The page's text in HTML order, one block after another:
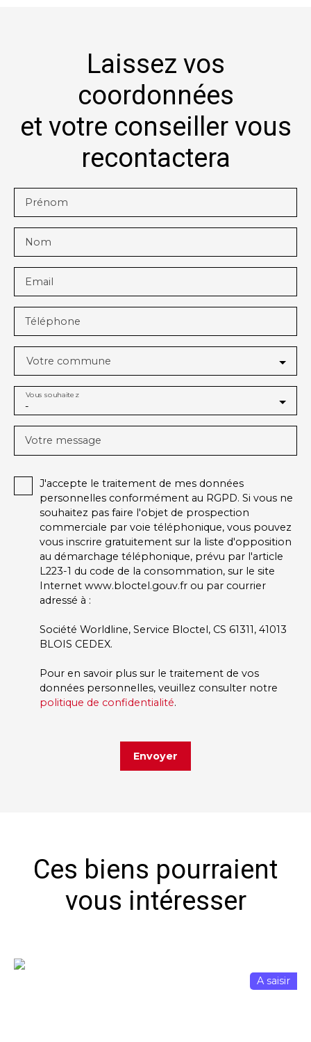
Laissez vos
coordonnées
et votre conseiller vous
recontactera
Prénom
Nom
Email
Téléphone
Votre commune
-
Vous souhaitez
Votre message
J'accepte le traitement de mes données
personnelles conformément au RGPD. Si vous ne
souhaitez pas faire l'objet de prospection
commerciale par voie téléphonique, vous pouvez
vous inscrire gratuitement sur la liste d'opposition
au démarchage téléphonique, prévu par l'article
L223-1 du code de la consommation, sur le site
Internet www.bloctel.gouv.fr ou par courrier
adressé à :
Société Worldline, Service Bloctel, CS 61311, 41013
BLOIS CEDEX.
Pour en savoir plus sur le traitement de vos
données personnelles, veuillez consulter notre
politique de confidentialité.
Envoyer
Ces biens pourraient
vous intéresser
A saisir